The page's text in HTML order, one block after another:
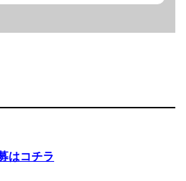
はコチラ